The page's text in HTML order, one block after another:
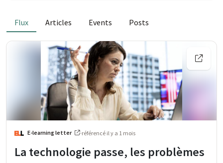
Flux Articles Events Posts
E-learning letter ·référencé il y a 1 mois
La technologie passe, les problèmes